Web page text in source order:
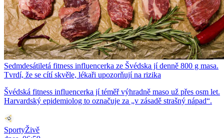
Sedmdesátiletá fitness influencerka ze Švédska jí denně 800 g masa.
Tvrdí, že se cítí skvěle, lékaři upozorňují na rizika
Švédská fitness influencerka jí téměř výhradně maso už přes osm let.
Harvardský epidemiolog to označuje za „v zásadě strašný nápad“.
SportyŽivě